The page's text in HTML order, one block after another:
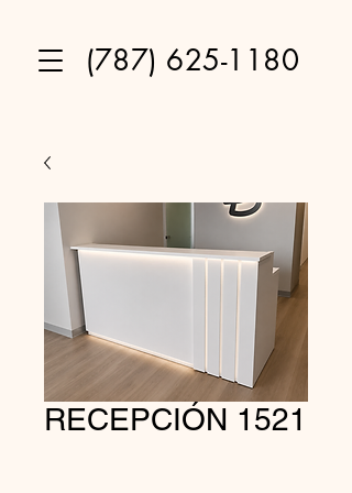
(787) 625-1180
RECEPCIÓN 1521